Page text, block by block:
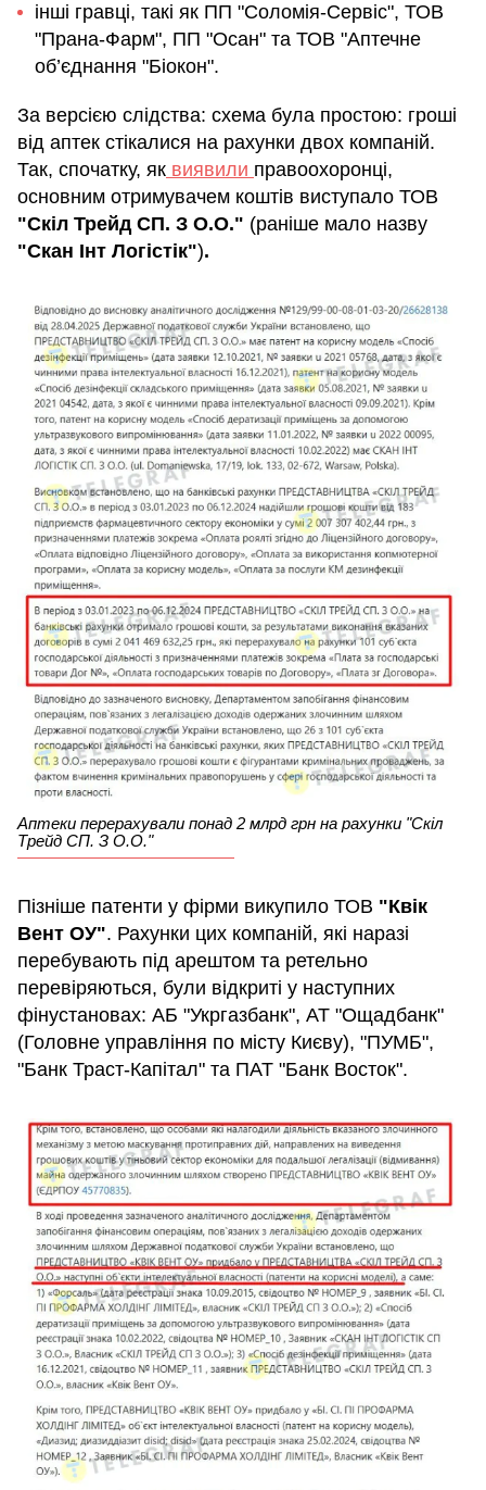
інші гравці, такі як ПП "Соломія-Сервіс", ТОВ
"Прана-Фарм", ПП "Осан" та ТОВ "Аптечне
об’єднання "Біокон".
За версією слідства: схема була простою: гроші
від аптек стікалися на рахунки двох компаній.
Так, спочатку, як виявили правоохоронці,
основним отримувачем коштів виступало ТОВ
"Скіл Трейд СП. З О.О." (раніше мало назву
"Скан Інт Логістік").
Аптеки перерахували понад 2 млрд грн на рахунки "Скіл
Трейд СП. З О.О."
Пізніше патенти у фірми викупило ТОВ "Квік
Вент ОУ". Рахунки цих компаній, які наразі
перебувають під арештом та ретельно
перевіряються, були відкриті у наступних
фінустановах: АБ "Укргазбанк", АТ "Ощадбанк"
(Головне управління по місту Києву), "ПУМБ",
"Банк Траст-Капітал" та ПАТ "Банк Восток".